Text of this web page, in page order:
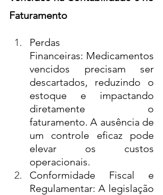
Faturamento
Perdas
Financeiras: Medicamentos
vencidos precisam ser
descartados, reduzindo o
estoque e impactando
diretamente o
faturamento. A ausência de
um controle eficaz pode
elevar os custos
operacionais.
Conformidade Fiscal e
Regulamentar: A legislação